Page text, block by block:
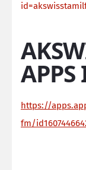
APPS
https://
fm/